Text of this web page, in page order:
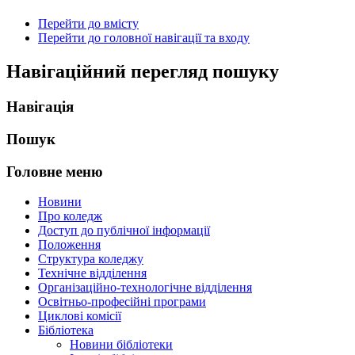
Перейти до вмісту
Перейти до головної навігації та входу
Навігаційний перегляд пошуку
Навігація
Пошук
Головне меню
Новини
Про коледж
Доступ до публічної інформації
Положення
Структура коледжу
Технічне відділення
Організаційно-технологічне відділення
Освітньо-професійні програми
Циклові комісії
Бібліотека
Новини бібліотеки